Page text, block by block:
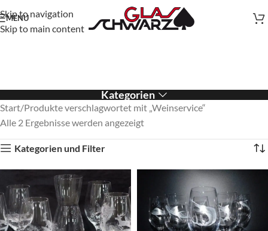
Skip to navigation
Skip to main content
MENU
Kategorien
Start Produkte verschlagwortet mit „Weinservice“
Alle 2 Ergebnisse werden angezeigt
Kategorien und Filter